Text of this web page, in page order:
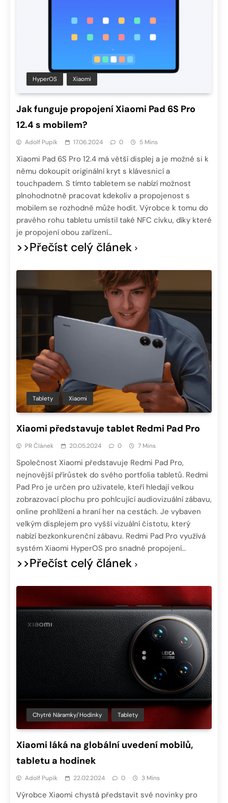
HyperOS Xiaomi
Jak funguje propojení Xiaomi Pad 6S Pro
12.4 s mobilem?
Adolf Pupík 17.06.2024 0 5 Mins
Xiaomi Pad 6S Pro 12.4 má větší displej a je možné si k
němu dokoupit originální kryt s klávesnicí a
touchpadem. S tímto tabletem se nabízí možnost
plnohodnotně pracovat kdekoliv a propojenost s
mobilem se rozhodně může hodit. Výrobce k tomu do
pravého rohu tabletu umístil také NFC cívku, díky které
je propojení obou zařízení…
>>Přečíst celý článek
Tablety Xiaomi
Xiaomi představuje tablet Redmi Pad Pro
PR Článek 20.05.2024 0 7 Mins
Společnost Xiaomi představuje Redmi Pad Pro,
nejnovější přírůstek do svého portfolia tabletů. Redmi
Pad Pro je určen pro uživatele, kteří hledají velkou
zobrazovací plochu pro pohlcující audiovizuální zábavu,
online prohlížení a hraní her na cestách. Je vybaven
velkým displejem pro vyšší vizuální čistotu, který
nabízí bezkonkurenční zábavu. Redmi Pad Pro využívá
systém Xiaomi HyperOS pro snadné propojení…
>>Přečíst celý článek
Chytré Náramky/hodinky Tablety
Xiaomi láká na globální uvedení mobilů,
tabletu a hodinek
Adolf Pupík 22.02.2024 0 3 Mins
Výrobce Xiaomi chystá představit své novinky pro